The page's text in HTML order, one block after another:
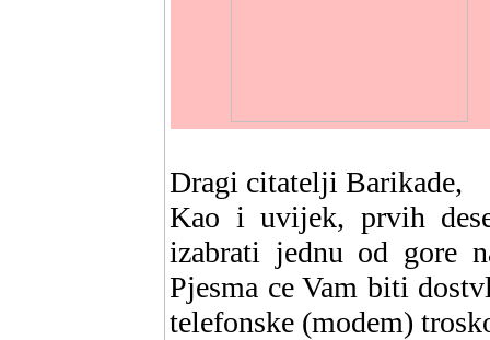
Dragi citatelji Barikade,
Kao i uvijek, prvih
izabrati jednu od gore
Pjesma ce Vam biti
telefonske (modem)